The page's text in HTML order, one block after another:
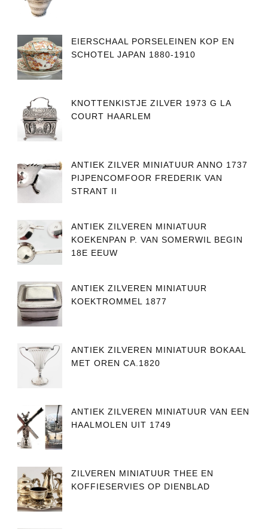
EIERSCHAAL PORSELEINEN KOP EN
SCHOTEL JAPAN 1880-1910
KNOTTENKISTJE ZILVER 1973 G LA
COURT HAARLEM
ANTIEK ZILVER MINIATUUR ANNO 1737
PIJPENCOMFOOR FREDERIK VAN
STRANT II
ANTIEK ZILVEREN MINIATUUR
KOEKENPAN P. VAN SOMERWIL BEGIN
18E EEUW
ANTIEK ZILVEREN MINIATUUR
KOEKTROMMEL 1877
ANTIEK ZILVEREN MINIATUUR BOKAAL
MET OREN CA.1820
ANTIEK ZILVEREN MINIATUUR VAN EEN
HAALMOLEN UIT 1749
ZILVEREN MINIATUUR THEE EN
KOFFIESERVIES OP DIENBLAD